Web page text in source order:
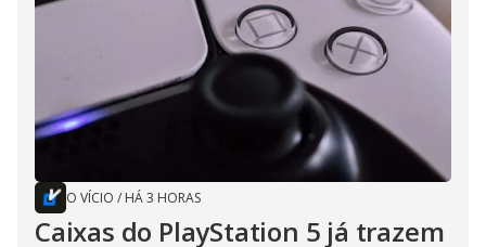
O VÍCIO / HÁ 3 HORAS
Caixas do PlayStation 5 já trazem